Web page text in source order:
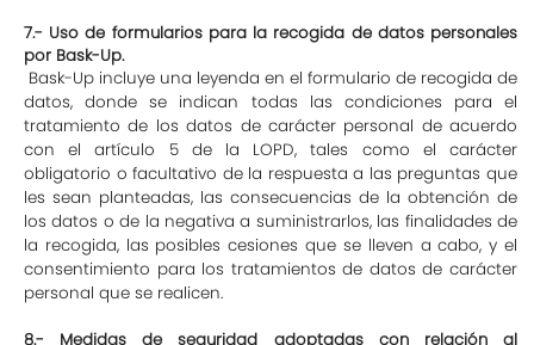
7.- Uso de formularios para la recogida de datos personales
por Bask-Up.
Bask-Up incluye una leyenda en el formulario de recogida de
datos, donde se indican todas las condiciones para el
tratamiento de los datos de carácter personal de acuerdo
con el artículo 5 de la LOPD, tales como el carácter
obligatorio o facultativo de la respuesta a las preguntas que
les sean planteadas, las consecuencias de la obtención de
los datos o de la negativa a suministrarlos, las finalidades de
la recogida, las posibles cesiones que se lleven a cabo, y el
consentimiento para los tratamientos de datos de carácter
personal que se realicen.
8.- Medidas de seguridad adoptadas con relación al